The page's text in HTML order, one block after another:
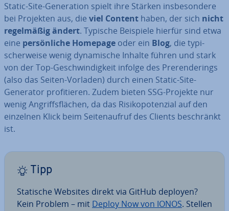
Static-Site-Ge­ne­ra­ti­on spielt ihre Stärken ins­be­son­de­re
bei Projekten aus, die viel Content haben, der sich nicht
re­gel­mä­ßig ändert. Typische Beispiele hierfür sind etwa
eine per­sön­li­che Homepage oder ein Blog, die ty­pi­
scher­wei­se wenig dy­na­mi­sche Inhalte führen und stark
von der Top-Ge­schwin­dig­keit infolge des Pre­ren­de­rings
(also das Seiten-Vorladen) durch einen Static-Site-
Generator pro­fi­tie­ren. Zudem bieten SSG-Projekte nur
wenig An­griffs­flä­chen, da das Ri­si­ko­po­ten­zi­al auf den
einzelnen Klick beim Sei­ten­auf­ruf des Clients be­schränkt
ist.
Tipp
Statische Websites direkt via GitHub deployen?
Kein Problem – mit Deploy Now von IONOS. Stellen